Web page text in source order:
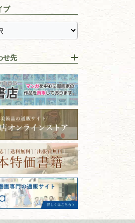
チュアル・
・教養
・法帖・碑帖
・印譜
具
書・アート本・
イン本
ラ・撮影術
・リトグラフ・
便利な買取サービ
み買取】店頭で簡単
売るメリットとは？
く売る方法！買取で
方のコツを解説
管方法と劣化する原
な管理で長持ちさせ
れていると買取でき
切な保管方法とクリ
！
ドとは？書籍の識別
味と役割を解説
古書を売るポイント
神奈川県
新潟県
愛知県
福井県
富山県
岩手県
秋田県
岐阜県
滋賀県
大阪府
奈良県
ブ
せ先
門店 長島書店
田区神田神保町2-5-1
ヤル：0120-414-548
8115
8116
：東京都公安委員会 第
号
：有限会社長島書店